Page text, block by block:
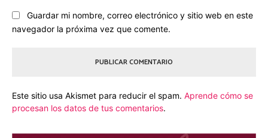
Guardar mi nombre, correo electrónico y sitio web en este
navegador la próxima vez que comente.
Este sitio usa Akismet para reducir el spam. Aprende cómo se
procesan los datos de tus comentarios.